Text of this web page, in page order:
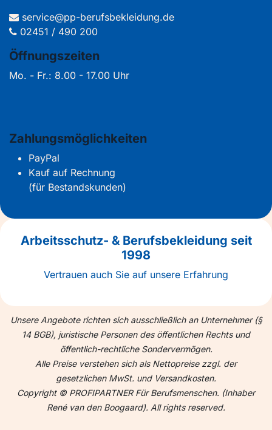
service@pp-berufsbekleidung.de
02451 / 490 200
Öffnungszeiten
Mo. - Fr.: 8.00 - 17.00 Uhr
Zahlungsmöglichkeiten
PayPal
Kauf auf Rechnung
(für Bestandskunden)
Arbeitsschutz- & Berufsbekleidung seit
1998
Vertrauen auch Sie auf unsere Erfahrung
Unsere Angebote richten sich ausschließlich an Unternehmer (§
14 BGB), juristische Personen des öffentlichen Rechts und
öffentlich-rechtliche Sondervermögen.
Alle Preise verstehen sich als Nettopreise zzgl. der
gesetzlichen MwSt. und Versandkosten.
Copyright © PROFIPARTNER Für Berufsmenschen. (Inhaber
René van den Boogaard). All rights reserved.